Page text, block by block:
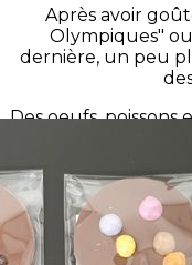
Après avoir
Olympiques"
dernière, un peu
Des oeufs,
partie
Certains articles
(sachet de
extrèmement
colis.